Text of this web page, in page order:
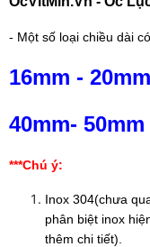
- Một số loại chiều dài
16mm - 20mm
40mm- 50mm
***Chú ý:
Inox 304(chưa
phân biệt inox
thêm chi tiết).